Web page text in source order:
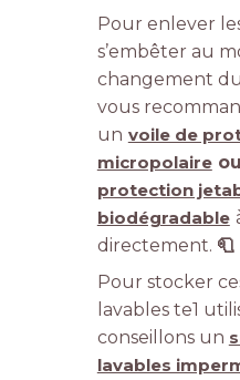
Pour enlever
s’embêter au
changement
vous
un voile de
micropolaire
protection
biodégradable
directement. 🧻
Pour stocker
lavables te1
conseillons un
lavables